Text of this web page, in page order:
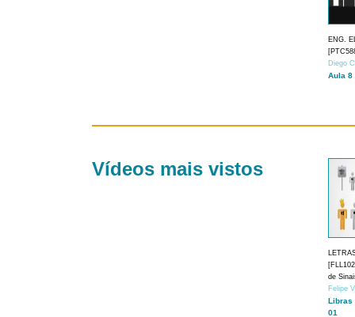
ENG.
Diego
Aula 8
Vídeos mais vistos
de
Felipe
Libras
01